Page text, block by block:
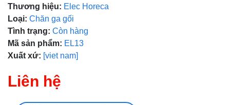
Thương hiệu: Elec Horeca
Loại: Chăn ga gối
Tình trạng: Còn hàng
Mã sản phẩm: EL13
Xuất xứ: [viet nam]
Liên hệ